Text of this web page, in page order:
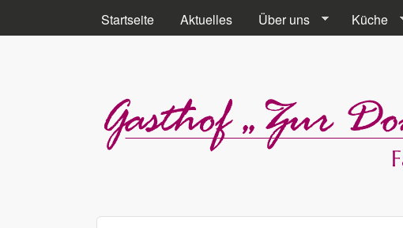
HAUPTMENÜ
Startseite Aktuelles Über uns Küche
Gasthof „Zur